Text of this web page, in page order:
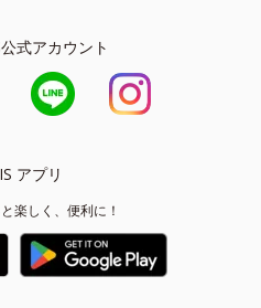
式アカウント
アプリ
楽しく、便利に！